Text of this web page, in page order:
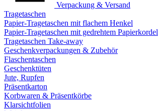
Verpackung & Versand
Tragetaschen
Papier-Tragetaschen mit flachem Henkel
Papier-Tragetaschen mit gedrehtem Papierkordel
Tragetaschen Take-away
Geschenkverpackungen & Zubehör
Flaschentaschen
Geschenktüten
Jute, Rupfen
Präsentkarton
Korbwaren & Präsentkörbe
Klarsichtfolien